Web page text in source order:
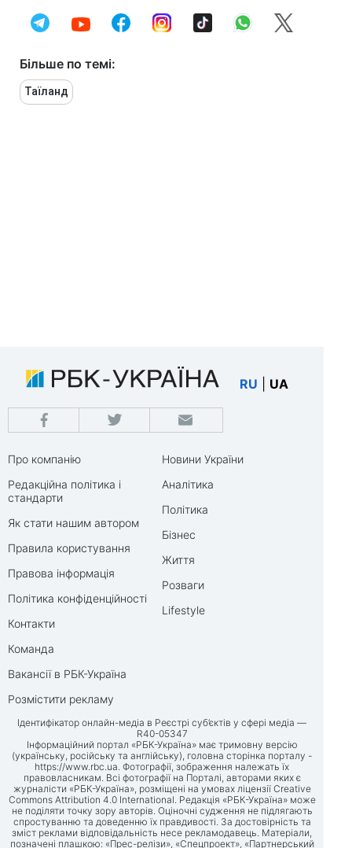
Більше по темі:
Таїланд
RU UA
Про компанію
Редакційна політика і
стандарти
Як стати нашим автором
Правила користування
Правова інформація
Політика конфіденційності
Контакти
Команда
Вакансії в РБК-Україна
Розмістити рекламу
Новини України
Аналітика
Політика
Бізнес
Життя
Розваги
Lifestyle
Ідентифікатор онлайн-медіа в Реєстрі суб’єктів у сфері медіа —
R40-05347
Інформаційний портал «РБК-Україна» має тримовну версію
(українську, російську та англійську), головна сторінка порталу -
https://www.rbc.ua . Фотографії, зображення належать їх
правовласникам. Всі фотографії на Порталі, авторами яких є
журналісти «РБК-Україна», розміщені на умовах ліцензії Creative
Commons Attribution 4.0 International. Редакція «РБК-Україна» може
не поділяти точку зору авторів. Оціночні судження не підлягають
спростуванню та доведенню їх правдивості. За достовірність та
зміст реклами відповідальність несе рекламодавець. Матеріали,
позначені плашкою: «Прес-релізи», «Спецпроект», «Партнерський